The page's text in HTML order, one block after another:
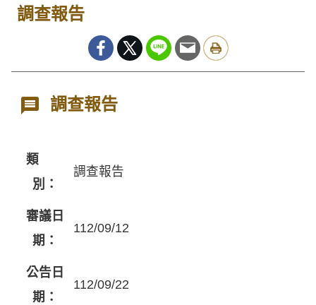
調查報告
調查報告
類
別：
調查報告
審議日
期：
112/09/12
公告日
期：
112/09/22